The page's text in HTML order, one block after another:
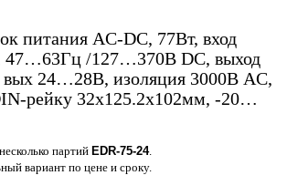
питания AC-DC, 77Вт, вход
/127…370В DC, выход
вых 24…28В, изоляция 3000В AC,
рейку 32х125.2х102мм, -20…
партий EDR-75-24.
вариант по цене и сроку.